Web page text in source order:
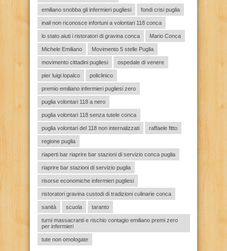
emiliano snobba gli infermieri pugliesi fondi crisi puglia
inail non riconosce infortuni a volontari 118 conca
lo stato aiuti i ristoratori di gravina conca Mario Conca
Michele Emiliano Movimento 5 stelle Puglia
movimento cittadini pugliesi ospedale di venere
pier luigi lopalco policlinico
premio emiliano infermieri pugliesi zero
puglia volontari 118 a nero
puglia volontari 118 senza tutele conca
puglia volontari del 118 non internalizzati raffaele fitto
regione puglia
riaperti bar riaprire bar stazioni di servizio conca puglia
riaprire bar stazioni di servizio puglia
risorse economiche infermieri pugliesi
ristoratori gravina custodi di tradizioni culinarie conca
sanità scuola taranto
turni massacranti e rischio contagio emiliano premi zero
per infermieri
tute non omologate